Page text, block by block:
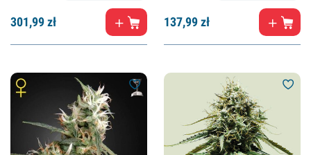
301,99zł 137,99zł